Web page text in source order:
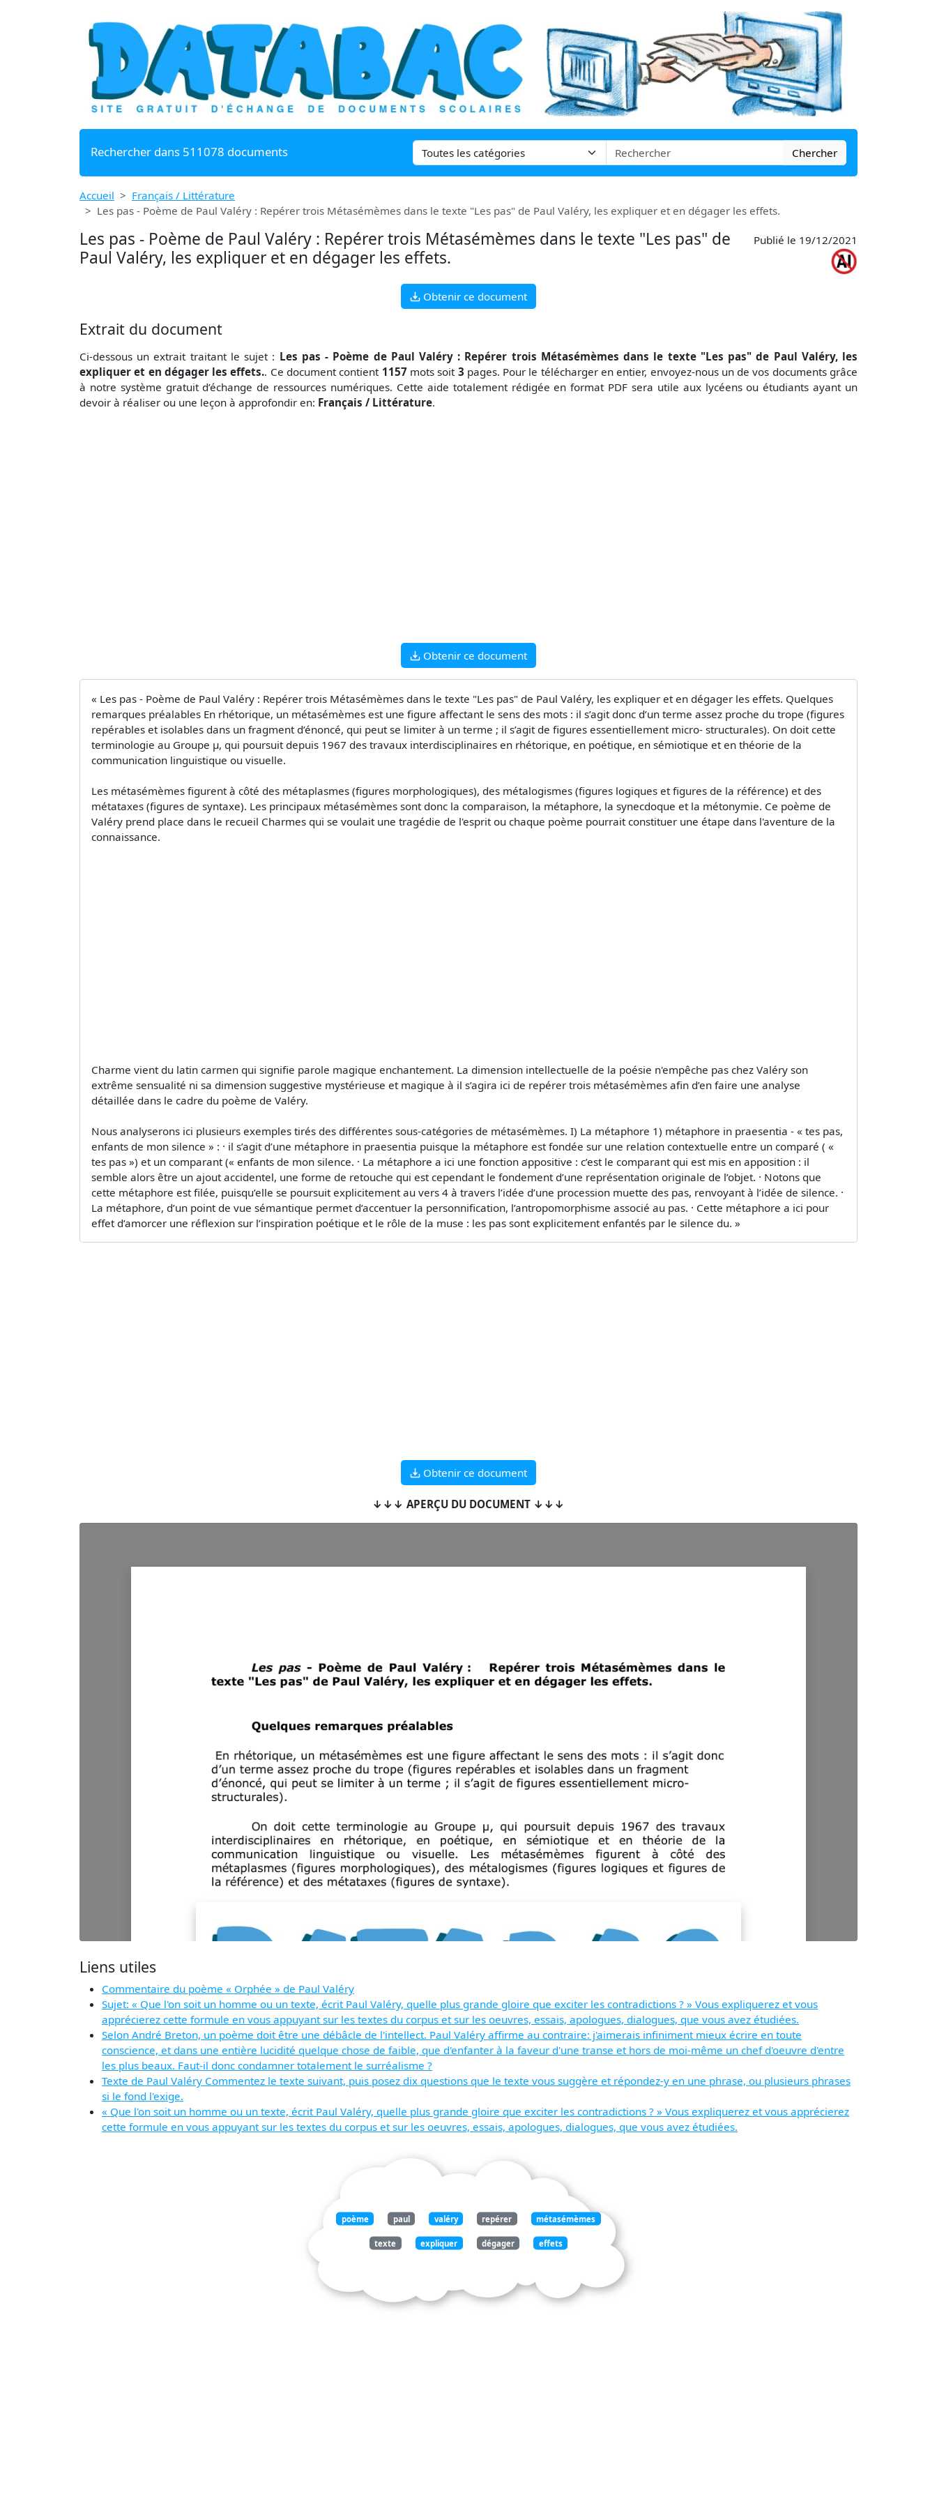
Rechercher dans 511078 documents Chercher
Accueil
Français / Littérature
Les pas - Poème de Paul Valéry : Repérer trois Métasémèmes dans le texte "Les pas" de Paul Valéry, les expliquer et en dégager les effets.
Les pas - Poème de Paul Valéry : Repérer trois Métasémèmes dans le texte "Les pas" de
Paul Valéry, les expliquer et en dégager les effets.
Publié le 19/12/2021
Obtenir ce document
Extrait du document
Ci-dessous un extrait traitant le sujet : Les pas - Poème de Paul Valéry : Repérer trois Métasémèmes dans le texte "Les pas" de Paul Valéry, les
expliquer et en dégager les effets.. Ce document contient 1157mots soit 3 pages. Pour le télécharger en entier, envoyez-nous un de vos documents grâce
à notre système gratuitd’échange de ressources numériques. Cette aide totalement rédigée en format PDF sera utile aux lycéens ou étudiants ayant un
devoir à réaliser ou une leçon à approfondir en: Français / Littérature.
Obtenir ce document
« Les pas - Poème de Paul Valéry : Repérer trois Métasémèmes dans le texte "Les pas" de Paul Valéry, les expliquer et en dégager les effets. Quelques
remarques préalables En rhétorique, un métasémèmes est une figure affectant le sens des mots : il s’agit donc d’un terme assez proche du trope (figures
repérables et isolables dans un fragment d’énoncé, qui peut se limiter à un terme ; il s’agit de figures essentiellement micro- structurales). On doit cette
terminologie au Groupe µ, qui poursuit depuis 1967 des travaux interdisciplinaires en rhétorique, en poétique, en sémiotique et en théorie de la
communication linguistique ou visuelle.
Les métasémèmes figurent à côté des métaplasmes (figures morphologiques), des métalogismes (figures logiques et figures de la référence) et des
métataxes (figures de syntaxe). Les principaux métasémèmes sont donc la comparaison, la métaphore, la synecdoque et la métonymie. Ce poème de
Valéry prend place dans le recueil Charmes qui se voulait une tragédie de l'esprit ou chaque poème pourrait constituer une étape dans l'aventure de la
connaissance.
Charme vient du latin carmen qui signifie parole magique enchantement. La dimension intellectuelle de la poésie n'empêche pas chez Valéry son
extrême sensualité ni sa dimension suggestive mystérieuse et magique à il s’agira ici de repérer trois métasémèmes afin d’en faire une analyse
détaillée dans le cadre du poème de Valéry.
Nous analyserons ici plusieurs exemples tirés des différentes sous-catégories de métasémèmes. I) La métaphore 1) métaphore in praesentia - « tes pas,
enfants de mon silence » : · il s’agit d’une métaphore in praesentia puisque la métaphore est fondée sur une relation contextuelle entre un comparé ( «
tes pas ») et un comparant (« enfants de mon silence. · La métaphore a ici une fonction appositive : c’est le comparant qui est mis en apposition : il
semble alors être un ajout accidentel, une forme de retouche qui est cependant le fondement d’une représentation originale de l’objet. · Notons que
cette métaphore est filée, puisqu’elle se poursuit explicitement au vers 4 à travers l’idée d’une procession muette des pas, renvoyant à l’idée de silence. ·
La métaphore, d’un point de vue sémantique permet d’accentuer la personnification, l’antropomorphisme associé au pas. · Cette métaphore a ici pour
effet d’amorcer une réflexion sur l’inspiration poétique et le rôle de la muse : les pas sont explicitement enfantés par le silence du. »
Obtenir ce document
↓↓↓ APERÇU DU DOCUMENT ↓↓↓
Liens utiles
Commentaire du poème « Orphée » de Paul Valéry
Sujet: « Que l'on soit un homme ou un texte, écrit Paul Valéry, quelle plus grande gloire que exciter les contradictions ? » Vous expliquerez et vous
apprécierez cette formule en vous appuyant sur les textes du corpus et sur les oeuvres, essais, apologues, dialogues, que vous avez étudiées.
Selon André Breton, un poème doit être une débâcle de l'intellect. Paul Valéry affirme au contraire: j'aimerais infiniment mieux écrire en toute
conscience, et dans une entière lucidité quelque chose de faible, que d'enfanter à la faveur d'une transe et hors de moi-même un chef d'oeuvre d'entre
les plus beaux. Faut-il donc condamner totalement le surréalisme ?
Texte de Paul Valéry Commentez le texte suivant, puis posez dix questions que le texte vous suggère et répondez-y en une phrase, ou plusieurs phrases
si le fond l'exige.
« Que l'on soit un homme ou un texte, écrit Paul Valéry, quelle plus grande gloire que exciter les contradictions ? » Vous expliquerez et vous apprécierez
cette formule en vous appuyant sur les textes du corpus et sur les oeuvres, essais, apologues, dialogues, que vous avez étudiées.
poème paul valéry repérer métasémèmes
texte expliquer dégager effets